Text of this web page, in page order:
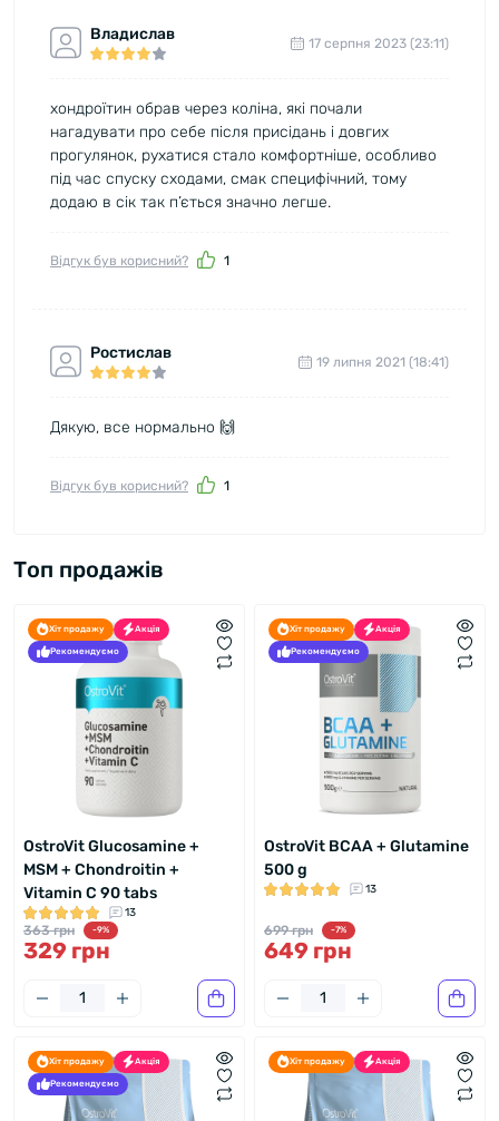
Владислав 17 серпня 2023 (23:11)
хондроїтин обрав через коліна, які почали
нагадувати про себе після присідань і довгих
прогулянок, рухатися стало комфортніше, особливо
під час спуску сходами, смак специфічний, тому
додаю в сік так п’ється значно легше.
Відгук був корисний? 1
Ростислав 19 липня 2021 (18:41)
Дякую, все нормально 🙌
Відгук був корисний? 1
Топ продажів
Хіт продажу Акція
Рекомендуємо
OstroVit Glucosamine +
MSM + Chondroitin +
Vitamin C 90 tabs
13
363 грн -9%
329 грн
Хіт продажу Акція
Рекомендуємо
OstroVit BCAA + Glutamine
500 g
13
699 грн -7%
649 грн
Хіт продажу Акція
Рекомендуємо
Хіт продажу Акція